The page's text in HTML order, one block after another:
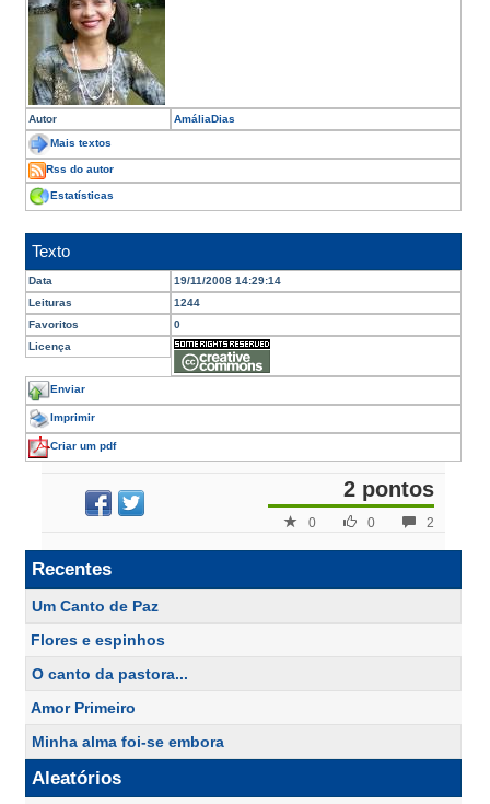
Autor AmáliaDias
Mais textos
Rss do autor
Estatísticas
Texto
Data
19/11/2008 14:29:14
Leituras
1244
Favoritos
0
Licença
Enviar
Imprimir
Criar um pdf
2 pontos
2
0
0
Recentes
Um Canto de Paz
Flores e espinhos
O canto da pastora...
Amor Primeiro
Minha alma foi-se embora
Aleatórios